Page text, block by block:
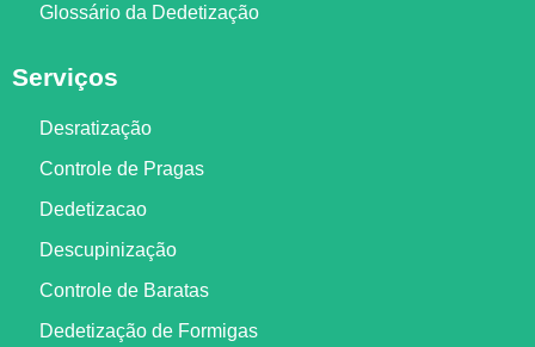
Glossário da Dedetização
Serviços
Desratização
Controle de Pragas
Dedetizacao
Descupinização
Controle de Baratas
Dedetização de Formigas